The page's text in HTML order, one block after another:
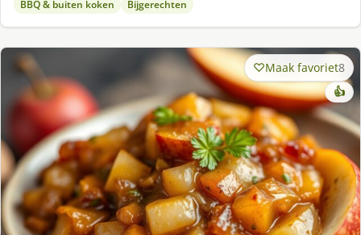
BBQ & buiten koken Bijgerechten
Maak favoriet8
👍